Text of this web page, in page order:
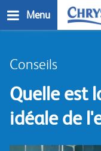
to
Menu
Conseils
Quelle est
idéale de